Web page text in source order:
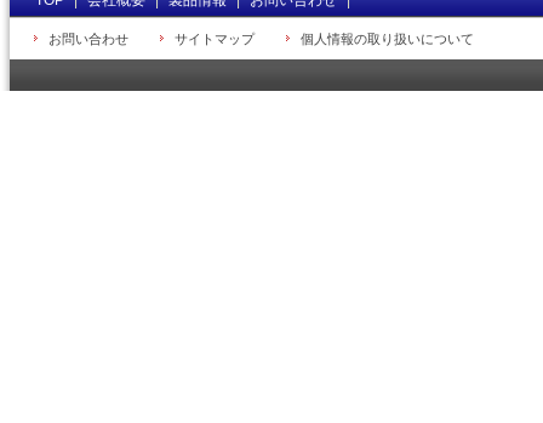
お問い合わせ サイトマップ 個人情報の取り扱いについて